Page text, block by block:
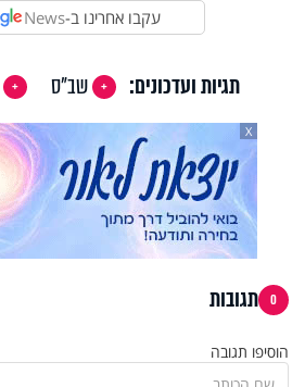
עקבו אחרינו ב-News
תגיות ועדכונים: שב"ס
X
0 תגובות
הוסיפו תגובה